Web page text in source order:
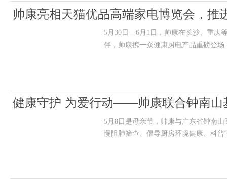
帅康亮相天猫优品高端家电博览会，推
5月30日—6月1日，帅康在长沙、重庆
伴，帅康携一众健康厨电产品重磅登
健康守护 为爱行动——帅康联合钟南山
5月8日是母亲节，帅康与广东省钟南
慢阻肺筛查、倡导厨房环境健康、科普